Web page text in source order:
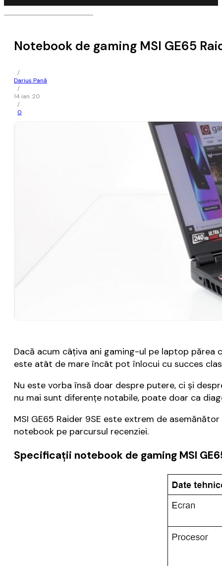
Notebook de gaming MSI GE65
/
Darius Pană
/
14 ian. 20
/
0
Dacă acum câțiva ani gaming-ul pe laptop
este atât de mare încât pot înlocui cu succes
Nu este vorba însă doar despre putere, ci și
nu mai sunt diferențe notabile, poate doar ca
MSI GE65 Raider 9SE este extrem de
notebook pe parcursul recenziei.
Specificații notebook de gaming MSI